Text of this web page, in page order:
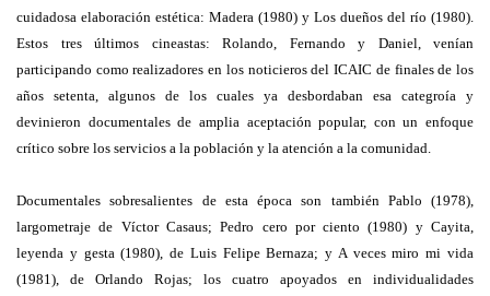
cuidadosa elaboración estética: Madera (1980) y Los dueños del río (1980).
Estos tres últimos cineastas: Rolando, Fernando y Daniel, venían
participando como realizadores en los noticieros del ICAIC de finales de los
años setenta, algunos de los cuales ya desbordaban esa categroía y
devinieron documentales de amplia aceptación popular, con un enfoque
crítico sobre los servicios a la población y la atención a la comunidad.
Documentales sobresalientes de esta época son también Pablo (1978),
largometraje de Víctor Casaus; Pedro cero por ciento (1980) y Cayita,
leyenda y gesta (1980), de Luis Felipe Bernaza; y A veces miro mi vida
(1981), de Orlando Rojas; los cuatro apoyados en individualidades